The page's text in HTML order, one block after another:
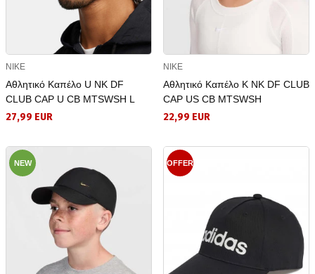
NIKE
Αθλητικό Καπέλο U NK DF
CLUB CAP U CB MTSWSH L
27,99 EUR
NIKE
Αθλητικό Καπέλο K NK DF CLUB
CAP US CB MTSWSH
22,99 EUR
NEW OFFER